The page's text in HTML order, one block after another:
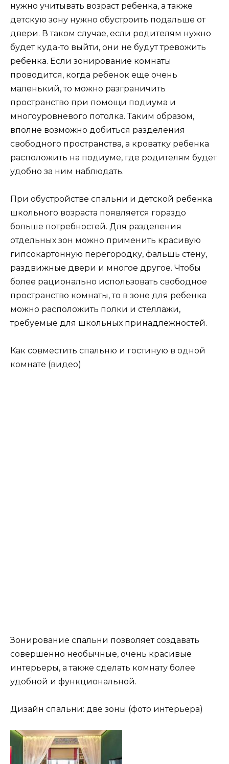
нужно учитывать возраст ребенка, а также
детскую зону нужно обустроить подальше от
двери. В таком случае, если родителям нужно
будет куда-то выйти, они не будут тревожить
ребенка. Если зонирование комнаты
проводится, когда ребенок еще очень
маленький, то можно разграничить
пространство при помощи подиума и
многоуровневого потолка. Таким образом,
вполне возможно добиться разделения
свободного пространства, а кроватку ребенка
расположить на подиуме, где родителям будет
удобно за ним наблюдать.
При обустройстве спальни и детской ребенка
школьного возраста появляется гораздо
больше потребностей. Для разделения
отдельных зон можно применить красивую
гипсокартонную перегородку, фальшь стену,
раздвижные двери и многое другое. Чтобы
более рационально использовать свободное
пространство комнаты, то в зоне для ребенка
можно расположить полки и стеллажи,
требуемые для школьных принадлежностей.
Как совместить спальню и гостиную в одной
комнате (видео)
Зонирование спальни позволяет создавать
совершенно необычные, очень красивые
интерьеры, а также сделать комнату более
удобной и функциональной.
Дизайн спальни: две зоны (фото интерьера)